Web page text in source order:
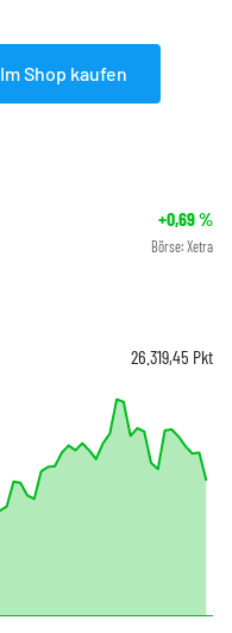
Im Shop kaufen
+0,69%
Börse: Xetra
26.319,45 Pkt